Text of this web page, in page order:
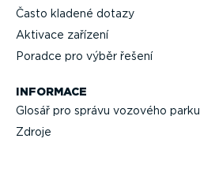
Často kladené dotazy
Aktivace zařízení
Poradce pro výběr řešení
INFORMACE
Glosář pro správu vozového parku
Zdroje